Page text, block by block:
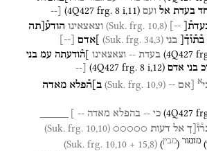
בעדת אל ועם (4Q427 frg. 8 i,11)
[--
--]
(Suk. frg. 10,8) וצאצאינו הודע֯[תה
ב֯ת֯ו֯ך֯[ בני (Suk. frg. 34,3) ]אדם --
(4Q427 בעדת -- וצאצאינו ]ה֯ודעתה עמ בני
בני אדם (4Q427 frg. 8 i,12)
[--
א [אם --
(Suk. frg. 10,9) ב]ה֯פלא מאדה
(4Q427 כי -- בהפלא מאדה -- ]
אל דעות ○○○○○
(Suk. frg. 10,10)
) מזמור (מבין)
(Suk. frg. 10,10 + 15,8)